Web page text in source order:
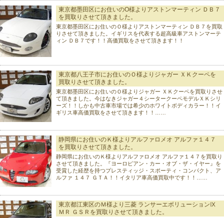
東京都墨田区にお住いのO様よりアストンマーティン ＤＢ７
を買取りさせて頂きました。
東京都墨田区にお住いのＯ様よりアストンマーティン ＤＢ７を買取
りさせて頂きました。イギリスを代表する超高級車アストンマーテ
ィン ＤＢ７です！！高価買取をさせて頂きます！！
東京都八王子市にお住いのＯ様よりジャガー ＸＫクーペを
買取りさせて頂きました。
東京都墨田区にお住いのＯ様よりジャガー ＸＫクーペを買取りさせ
て頂きました。今はなきジャガー４シータークーペモデルＸＫシリ
ーズ！！しかも中古車市場では希少のホワイトボディカラー！！イ
ギリス車高価買取をさせて頂きます！！……
静岡県にお住いのＫ様よりアルファロメオ アルファ１４７
を買取りさせて頂きました。
静岡県にお住いのＫ様よりアルファロメオ アルファ１４７を買取り
させて頂きました。『ヨーロピアン・カー・オブ・ザ・イヤー』を
受賞した経歴を持つプレスティッジ・スポーティ・コンパクト、ア
ルファ １４７ ＧＴＡ！！イタリア車高価買取中です！！……
東京都江東区のＭ様より三菱 ランサーエボリューションⅨ
ＭＲ ＧＳＲを買取りさせて頂きました。